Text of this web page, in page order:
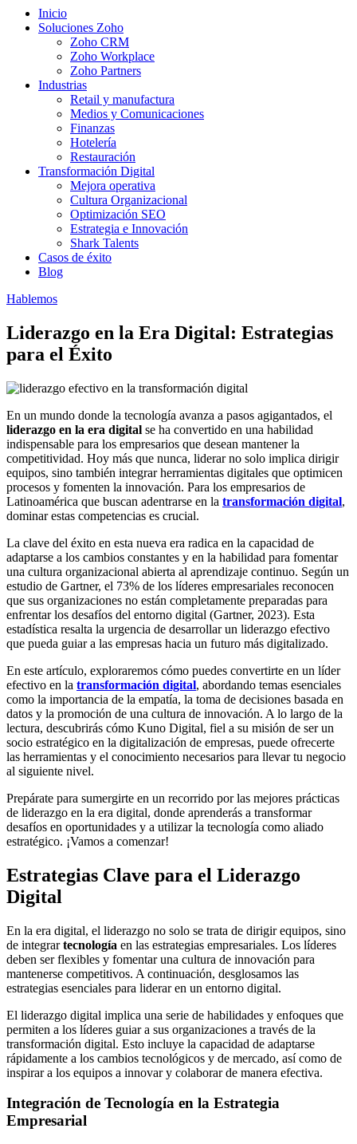
Inicio
Soluciones Zoho
Zoho CRM
Zoho Workplace
Zoho Partners
Industrias
Retail y manufactura
Medios y Comunicaciones
Finanzas
Hotelería
Restauración
Transformación Digital
Mejora operativa
Cultura Organizacional
Optimización SEO
Estrategia e Innovación
Shark Talents
Casos de éxito
Blog
Hablemos
Liderazgo en la Era Digital: Estrategias
para el Éxito
En un mundo donde la tecnología avanza a pasos agigantados, el
liderazgo en la era digital se ha convertido en una habilidad
indispensable para los empresarios que desean mantener la
competitividad. Hoy más que nunca, liderar no solo implica dirigir
equipos, sino también integrar herramientas digitales que optimicen
procesos y fomenten la innovación. Para los empresarios de
Latinoamérica que buscan adentrarse en la transformación digital,
dominar estas competencias es crucial.
La clave del éxito en esta nueva era radica en la capacidad de
adaptarse a los cambios constantes y en la habilidad para fomentar
una cultura organizacional abierta al aprendizaje continuo. Según un
estudio de Gartner, el 73% de los líderes empresariales reconocen
que sus organizaciones no están completamente preparadas para
enfrentar los desafíos del entorno digital (Gartner, 2023). Esta
estadística resalta la urgencia de desarrollar un liderazgo efectivo
que pueda guiar a las empresas hacia un futuro más digitalizado.
En este artículo, exploraremos cómo puedes convertirte en un líder
efectivo en la transformación digital, abordando temas esenciales
como la importancia de la empatía, la toma de decisiones basada en
datos y la promoción de una cultura de innovación. A lo largo de la
lectura, descubrirás cómo Kuno Digital, fiel a su misión de ser un
socio estratégico en la digitalización de empresas, puede ofrecerte
las herramientas y el conocimiento necesarios para llevar tu negocio
al siguiente nivel.
Prepárate para sumergirte en un recorrido por las mejores prácticas
de liderazgo en la era digital, donde aprenderás a transformar
desafíos en oportunidades y a utilizar la tecnología como aliado
estratégico. ¡Vamos a comenzar!
Estrategias Clave para el Liderazgo
Digital
En la era digital, el liderazgo no solo se trata de dirigir equipos, sino
de integrartecnología en las estrategias empresariales. Los líderes
deben ser flexibles y fomentar una cultura de innovación para
mantenerse competitivos. A continuación, desglosamos las
estrategias esenciales para liderar en un entorno digital.
El liderazgo digital implica una serie de habilidades y enfoques que
permiten a los líderes guiar a sus organizaciones a través de la
transformación digital. Esto incluye la capacidad de adaptarse
rápidamente a los cambios tecnológicos y de mercado, así como de
inspirar a los equipos a innovar y colaborar de manera efectiva.
Integración de Tecnología en la Estrategia
Empresarial